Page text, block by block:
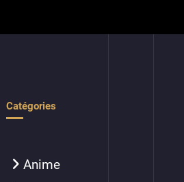
Catégories
Anime